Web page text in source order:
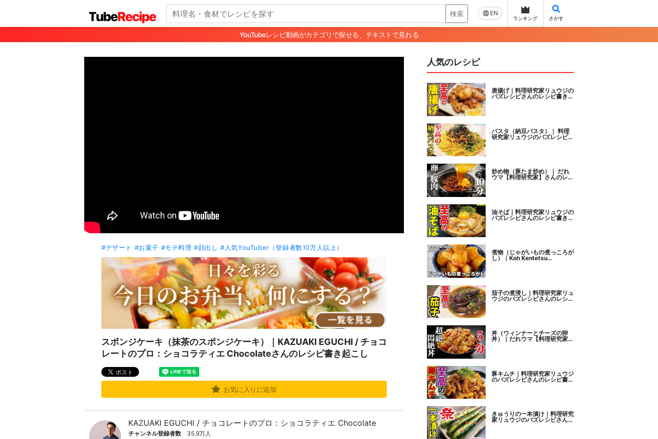
検索 EN
ランキング さがす
YouTubeレシピ動画がカテゴリで探せる、テキストで見れる
#デザート #お菓子 #モテ料理 #顔出し #人気YouTuber（登録者数10万人以上）
スポンジケーキ（抹茶のスポンジケーキ）｜KAZUAKI EGUCHI / チョコ
レートのプロ：ショコラティエ Chocolateさんのレシピ書き起こし
お気に入りに追加
KAZUAKI EGUCHI / チョコレートのプロ：ショコラティエ Chocolate
チャンネル登録者数
35.9万人
人気のレシピ
唐揚げ｜料理研究家リュウジの
バズレシピさんのレシピ書き起
パスタ（納豆パスタ）｜ 料理
研究家リュウジのバズレシピさ
んのレシピ書き起こし
炒め物（豚たま炒め）｜ だれ
ウマ【料理研究家】さんのレシ
油そば｜料理研究家リュウジの
バズレシピさんのレシピ書き起
煮物（じゃがいもの煮っころが
し）｜Koh Kentetsu
茄子の煮浸し｜料理研究家リュ
ウジのバズレシピさんのレシピ
書き起こし
丼（ウィンナーとチーズの卵
丼）｜だれウマ【料理研究家】
豚キムチ｜料理研究家リュウジ
のバズレシピさんのレシピ書き
起こし
きゅうりの一本漬け｜料理研究
家リュウジのバズレシピさんの